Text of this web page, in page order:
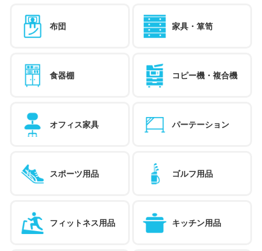
布団 家具・箪笥
食器棚 コピー機・複合機
オフィス家具 パーテーション
スポーツ用品 ゴルフ用品
フィットネス用品 キッチン用品